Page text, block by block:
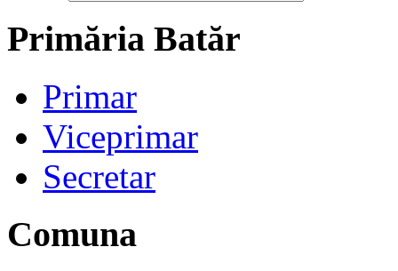
Primăria Batăr
Primar
Viceprimar
Secretar
Comuna